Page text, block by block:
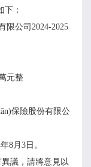
下：
限公司2024-2025
元整
保險股份有限公
年8 月 3日。
，請將意見以